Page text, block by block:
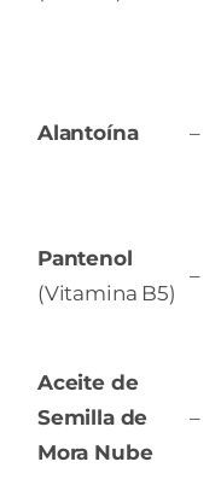
Alantoína –
Pantenol
(Vitamina B5)
–
Aceite de
Semilla de
Mora Nube
–